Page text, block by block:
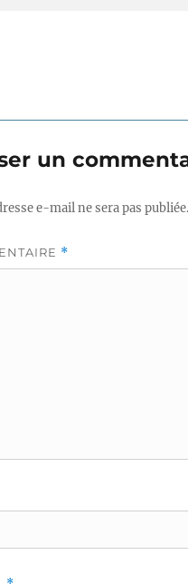
un
e-mail ne sera pas publiée.
*